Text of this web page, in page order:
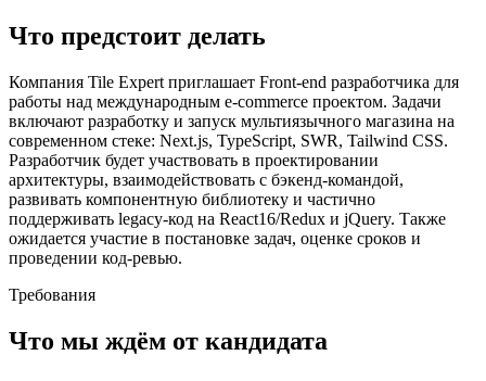
Что предстоит делать
Компания Tile Expert приглашает Front-end разработчика для
работы над международным e-commerce проектом. Задачи
включают разработку и запуск мультиязычного магазина на
современном стеке: Next.js, TypeScript, SWR, Tailwind CSS.
Разработчик будет участвовать в проектировании
архитектуры, взаимодействовать с бэкенд-командой,
развивать компонентную библиотеку и частично
поддерживать legacy-код на React16/Redux и jQuery. Также
ожидается участие в постановке задач, оценке сроков и
проведении код-ревью.
Требования
Что мы ждём от кандидата